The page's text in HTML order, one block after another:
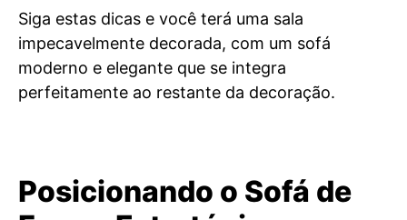
Siga estas dicas e você terá uma sala
impecavelmente decorada, com um sofá
moderno e elegante que se integra
perfeitamente ao restante da decoração.
Posicionando o Sofá de